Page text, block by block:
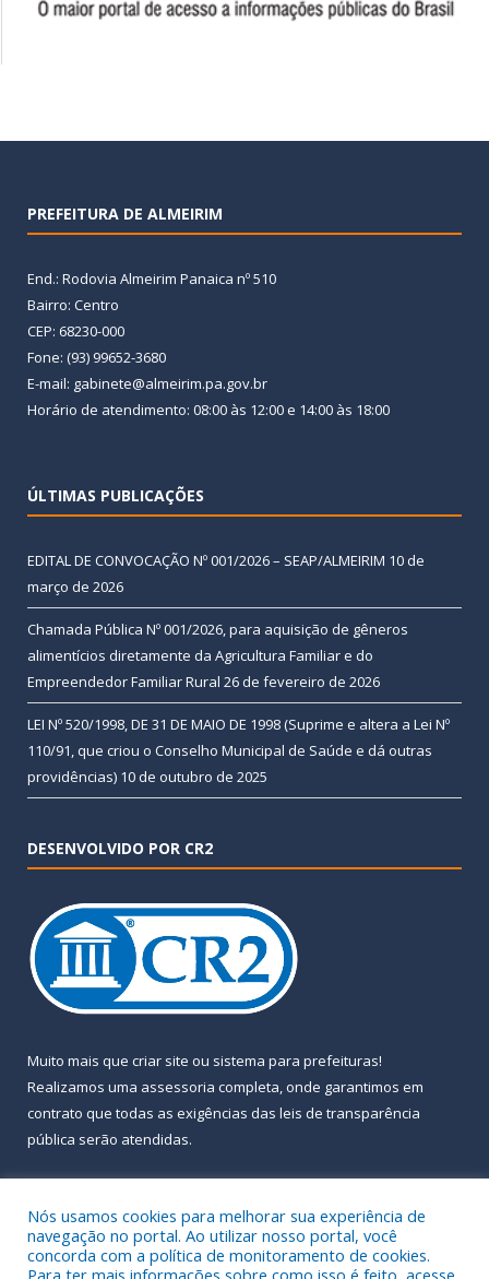
PREFEITURA DE ALMEIRIM
End.: Rodovia Almeirim Panaica nº 510
Bairro: Centro
CEP: 68230-000
Fone: (93) 99652-3680
E-mail: gabinete@almeirim.pa.gov.br
Horário de atendimento: 08:00 às 12:00 e 14:00 às 18:00
ÚLTIMAS PUBLICAÇÕES
EDITAL DE CONVOCAÇÃO Nº 001/2026 – SEAP/ALMEIRIM 10 de
março de 2026
Chamada Pública Nº 001/2026, para aquisição de gêneros
alimentícios diretamente da Agricultura Familiar e do
Empreendedor Familiar Rural 26 de fevereiro de 2026
LEI Nº 520/1998, DE 31 DE MAIO DE 1998 (Suprime e altera a Lei Nº
110/91, que criou o Conselho Municipal de Saúde e dá outras
providências) 10 de outubro de 2025
DESENVOLVIDO POR CR2
Muito mais que criar site ou sistema para prefeituras!
Realizamos uma assessoria completa, onde garantimos em
contrato que todas as exigências das leis de transparência
pública serão atendidas.
Nós usamos cookies para melhorar sua experiência de
navegação no portal. Ao utilizar nosso portal, você
concorda com a política de monitoramento de cookies.
Para ter mais informações sobre como isso é feito, acesse